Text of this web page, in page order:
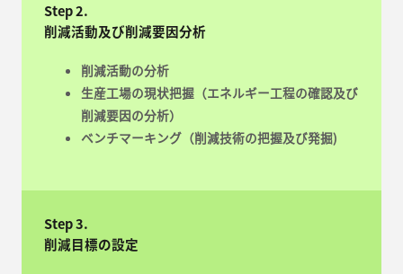
Step 2.
削減活動及び削減要因分析
削減活動の分析
生産工場の現状把握（エネルギー工程の確認及び
削減要因の分析）
ベンチマーキング（削減技術の把握及び発掘)
Step 3.
削減目標の設定